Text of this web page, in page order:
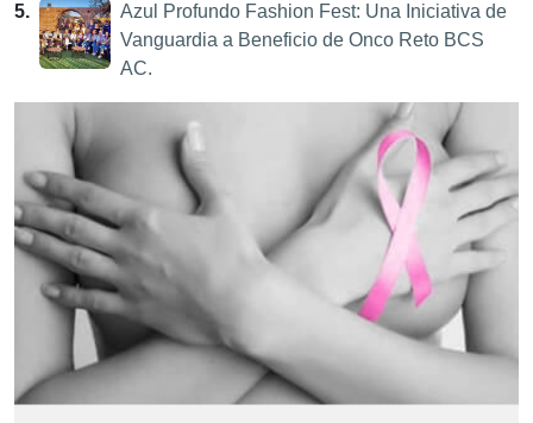
5.
Azul Profundo Fashion Fest: Una Iniciativa de
Vanguardia a Beneficio de Onco Reto BCS
AC.